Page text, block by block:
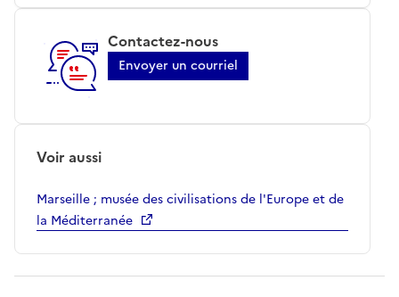
Contactez-nous
Envoyer un courriel
Voir aussi
Marseille ; musée des civilisations de l'Europe et de
la Méditerranée